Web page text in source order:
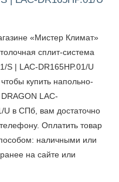
«Мистер Климат»
сплит-система
S | LAC-DR165HP.01/U
купить напольно-
LAC-
U в СПб , вам достаточно
Оплатить товар
наличными или
на сайте или